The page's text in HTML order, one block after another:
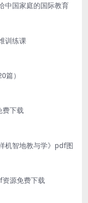
中国家庭的国际教育
训练课
篇）
费下载
机智地教与学》pdf图
资源免费下载